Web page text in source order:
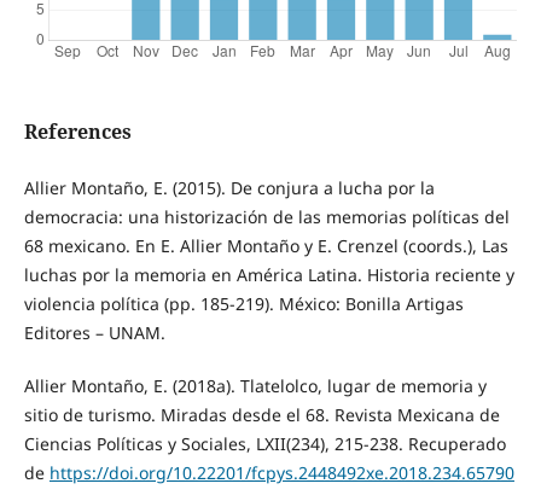
References
Allier Montaño, E. (2015). De conjura a lucha por la
democracia: una historización de las memorias políticas del
68 mexicano. En E. Allier Montaño y E. Crenzel (coords.), Las
luchas por la memoria en América Latina. Historia reciente y
violencia política (pp. 185-219). México: Bonilla Artigas
Editores – UNAM.
Allier Montaño, E. (2018a). Tlatelolco, lugar de memoria y
sitio de turismo. Miradas desde el 68. Revista Mexicana de
Ciencias Políticas y Sociales, LXII(234), 215-238. Recuperado
de https://doi.org/10.22201/fcpys.2448492xe.2018.234.65790